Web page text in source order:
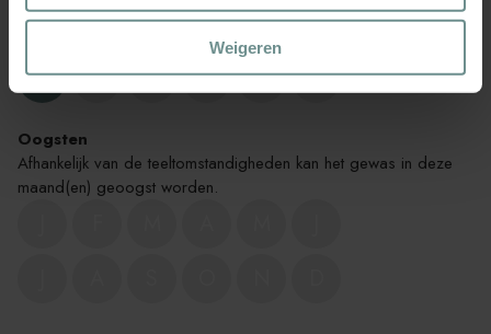
Weigeren
J F M A M
J
J
A S O N D
Oogsten
Afhankelijk van de teeltomstandigheden kan het gewas in deze
maand(en) geoogst worden.